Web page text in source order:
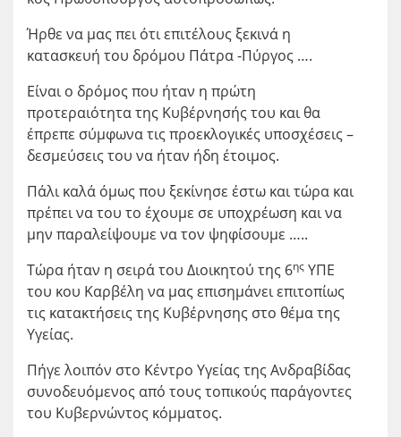
Ήρθε να μας πει ότι επιτέλους ξεκινά η
κατασκευή του δρόμου Πάτρα -Πύργος ….
Είναι ο δρόμος που ήταν η πρώτη
προτεραιότητα της Κυβέρνησής του και θα
έπρεπε σύμφωνα τις προεκλογικές υποσχέσεις –
δεσμεύσεις του να ήταν ήδη έτοιμος.
Πάλι καλά όμως που ξεκίνησε έστω και τώρα και
πρέπει να του το έχουμε σε υποχρέωση και να
μην παραλείψουμε να τον ψηφίσουμε …..
Τώρα ήταν η σειρά του Διοικητού της 6ης ΥΠΕ
του κου Καρβέλη να μας επισημάνει επιτοπίως
τις κατακτήσεις της Κυβέρνησης στο θέμα της
Υγείας.
Πήγε λοιπόν στο Κέντρο Υγείας της Ανδραβίδας
συνοδευόμενος από τους τοπικούς παράγοντες
του Κυβερνώντος κόμματος.